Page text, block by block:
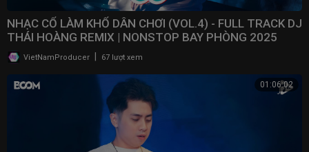
NHẠC CỔ LÀM KHỔ DÂN CHƠI (VOL.4) - FULL TRACK DJ
THÁI HOÀNG REMIX | NONSTOP BAY PHÒNG 2025
VietNamProducer 67 lượt xem
01:06:02